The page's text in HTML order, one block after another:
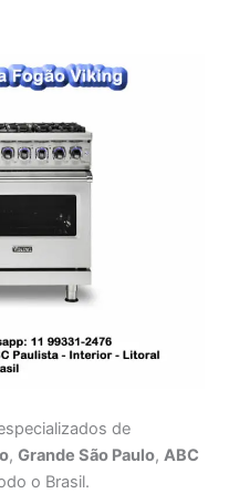
de
,Grande São Paulo,ABC
o Brasil.